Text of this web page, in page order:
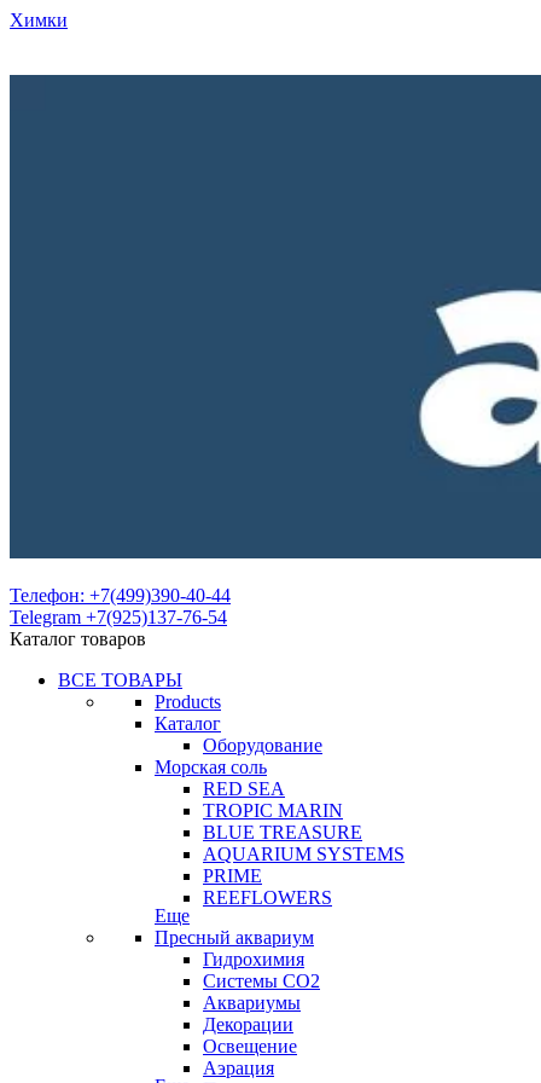
Химки
Телефон: +7(499)390-40-44
Telegram +7(925)137-76-54
Каталог товаров
ВСЕ ТОВАРЫ
Products
Каталог
Оборудование
Морская соль
RED SEA
TROPIC MARIN
BLUE TREASURE
AQUARIUM SYSTEMS
PRIME
REEFLOWERS
Еще
Пресный аквариум
Гидрохимия
Системы СО2
Аквариумы
Декорации
Освещение
Аэрация